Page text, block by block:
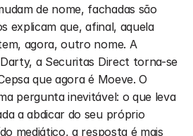
de nome, fachadas são
explicam que, afinal, aquela
agora, outro nome. A
a Securitas Direct torna-se
que agora é Moeve. O
pergunta inevitável: o que leva
a abdicar do seu próprio
mediático, a resposta é mais